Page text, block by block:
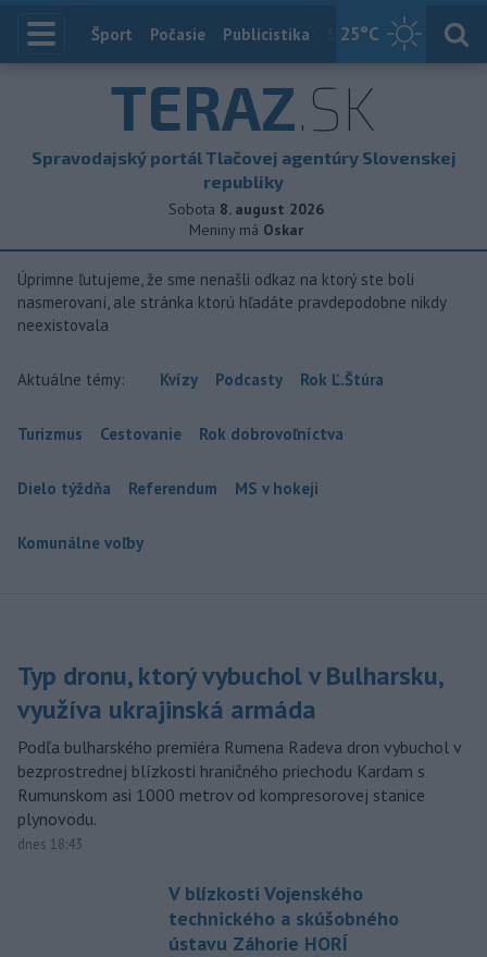
25°C
Index
Šport Počasie Publicistika Slovensko
TERAZ.SK
Spravodajský portál Tlačovej agentúry Slovenskej
republiky
Sobota 8. august 2026
Meniny má Oskar
Úprimne ľutujeme, že sme nenašli odkaz na ktorý ste boli
nasmerovaní, ale stránka ktorú hľadáte pravdepodobne nikdy
neexistovala
Aktuálne témy: Kvízy Podcasty Rok Ľ.Štúra
Turizmus Cestovanie Rok dobrovoľníctva
Dielo týždňa Referendum MS v hokeji
Komunálne voľby
Typ dronu, ktorý vybuchol v Bulharsku,
využíva ukrajinská armáda
Podľa bulharského premiéra Rumena Radeva dron vybuchol v
bezprostrednej blízkosti hraničného priechodu Kardam s
Rumunskom asi 1000 metrov od kompresorovej stanice
plynovodu.
dnes 18:43
V blízkosti Vojenského
technického a skúšobného
ústavu Záhorie HORÍ